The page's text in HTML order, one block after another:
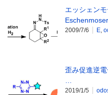
エッシェン
2009/7/6 E,
歪み促進逆
…
2019/1/5